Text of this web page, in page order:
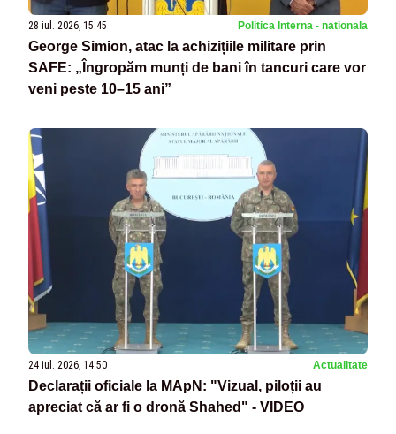
28 iul. 2026, 15:45 Politica Interna - nationala
George Simion, atac la achizițiile militare prin
SAFE: „Îngropăm munți de bani în tancuri care vor
veni peste 10–15 ani”
24 iul. 2026, 14:50 Actualitate
Declarații oficiale la MApN: "Vizual, piloții au
apreciat că ar fi o dronă Shahed" - VIDEO